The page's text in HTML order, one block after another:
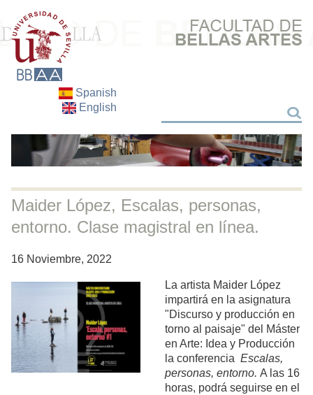
Spanish
English
Buscar
Maider López, Escalas, personas,
entorno. Clase magistral en línea.
16 Noviembre, 2022
La artista Maider López
impartirá en la asignatura
"Discurso y producción en
torno al paisaje" del Máster
en Arte: Idea y Producción
la conferencia Escalas,
personas, entorno. A las 16
horas, podrá seguirse en el